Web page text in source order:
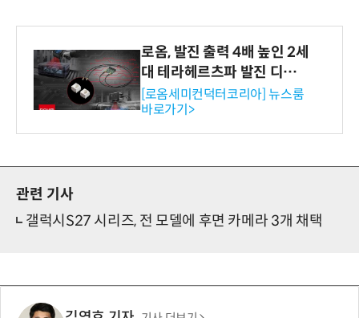
로옴, 발진 출력 4배 높인 2세
대 테라헤르츠파 발진 디바이
스 개발
[로옴세미컨덕터코리아] 뉴스룸
바로가기>
관련 기사
갤럭시S27 시리즈, 전 모델에 후면 카메라 3개 채택